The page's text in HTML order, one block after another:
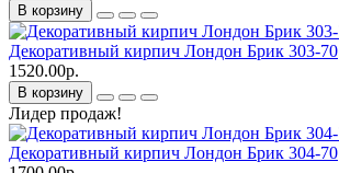
В корзину
Декоративный кирпич Лондон Брик 303-70
1520.00р.
В корзину
Лидер продаж!
Декоративный кирпич Лондон Брик 304-70